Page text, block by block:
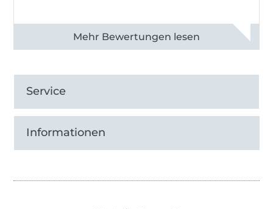
Alle 82990 Bewertungen ansehen
Service
Informationen